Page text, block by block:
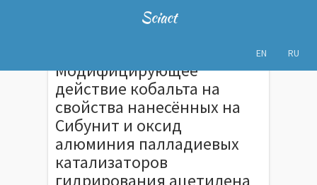
Sciact
EN RU
Модифицирующее
действие кобальта на
свойства нанесённых на
Сибунит и оксид
алюминия палладиевых
катализаторов
гидрирования ацетилена